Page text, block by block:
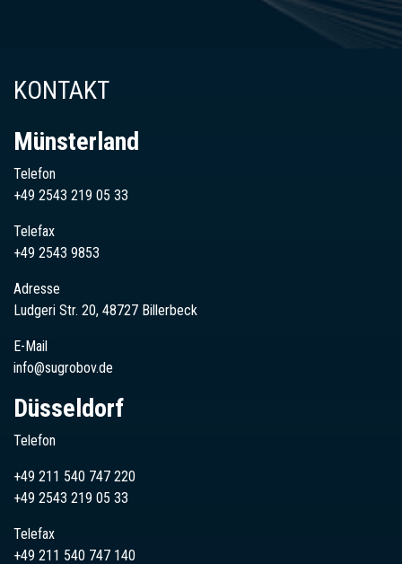
KONTAKT
Münsterland
Telefon
+49 2543 219 05 33
Telefax
+49 2543 9853
Adresse
Ludgeri Str. 20, 48727 Billerbeck
E-Mail
info@sugrobov.de
Düsseldorf
Telefon
+49 211 540 747 220
+49 2543 219 05 33
Telefax
+49 211 540 747 140